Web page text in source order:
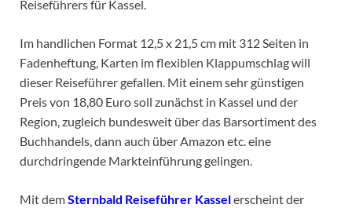
Reiseführers für Kassel.
Im handlichen Format 12,5 x 21,5 cm mit 312 Seiten in
Fadenheftung, Karten im flexiblen Klappumschlag will
dieser Reiseführer gefallen. Mit einem sehr günstigen
Preis von 18,80 Euro soll zunächst in Kassel und der
Region, zugleich bundesweit über das Barsortiment des
Buchhandels, dann auch über Amazon etc. eine
durchdringende Markteinführung gelingen.
Mit demSternbald Reiseführer Kasselerscheint der